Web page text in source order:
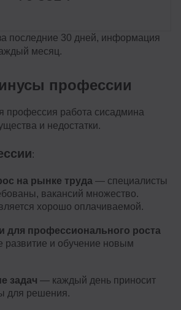
последние 30 дней, информация
месяц.
профессии
профессия работа сисадмина
и недостатки.
:
на рынке труда — специалисты
вакансий множество.
хорошо оплачиваемой.
для профессионального роста
развитие и обучение новым
задач — каждый день приносит
для решения.